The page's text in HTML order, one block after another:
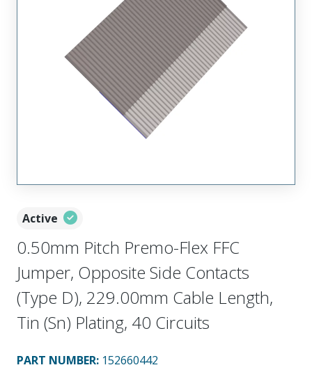
Active
0.50mm Pitch Premo-Flex FFC
Jumper, Opposite Side Contacts
(Type D), 229.00mm Cable Length,
Tin (Sn) Plating, 40 Circuits
PART NUMBER: 152660442